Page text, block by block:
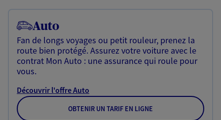
Auto
Fan de longs voyages ou petit rouleur, prenez la
route bien protégé. Assurez votre voiture avec le
contrat Mon Auto : une assurance qui roule pour
vous.
Découvrir l'offre Auto
OBTENIR UN TARIF EN LIGNE